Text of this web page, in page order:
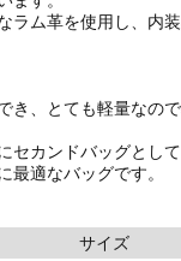
ラム革を使用し、内
き、とても軽量なの
セカンドバッグとし
最適なバッグです。
サイズ